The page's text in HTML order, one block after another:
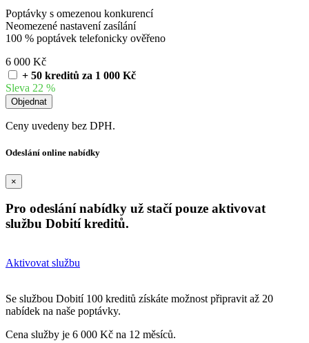
Poptávky s omezenou konkurencí
Neomezené nastavení zasílání
100 % poptávek telefonicky ověřeno
6 000 Kč
+ 50 kreditů za 1 000 Kč
Sleva 22 %
Ceny uvedeny bez DPH.
Odeslání online nabídky
×
Pro odeslání nabídky už stačí pouze aktivovat
službu Dobití kreditů.
Aktivovat službu
Se službou Dobití 100 kreditů získáte možnost připravit až 20
nabídek na naše poptávky.
Cena služby je 6 000 Kč na 12 měsíců.